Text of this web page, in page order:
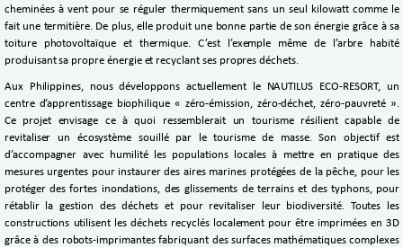
cheminées à vent pour se réguler thermiquement sans un seul kilowatt comme le
fait une termitière. De plus, elle produit une bonne partie de son énergie grâce à sa
toiture photovoltaïque et thermique. C’est l’exemple même de l’arbre habité
produisant sa propre énergie et recyclant ses propres déchets.
Aux Philippines, nous développons actuellement le NAUTILUS ECO-RESORT, un
centre d’apprentissage biophilique « zéro-émission, zéro-déchet, zéro-pauvreté ».
Ce projet envisage ce à quoi ressemblerait un tourisme résilient capable de
revitaliser un écosystème souillé par le tourisme de masse. Son objectif est
d’accompagner avec humilité les populations locales à mettre en pratique des
mesures urgentes pour instaurer des aires marines protégées de la pêche, pour les
protéger des fortes inondations, des glissements de terrains et des typhons, pour
rétablir la gestion des déchets et pour revitaliser leur biodiversité. Toutes les
constructions utilisent les déchets recyclés localement pour être imprimées en 3D
grâce à des robots-imprimantes fabriquant des surfaces mathématiques complexes